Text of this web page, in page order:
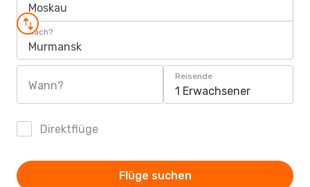
Moskau
Nach?
Murmansk
Wann?
Reisende
1 Erwachsener
Direktflüge
Flüge suchen